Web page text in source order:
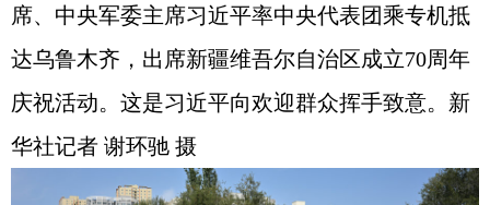
席、中央军委主席习近平率中央代表团乘专机抵
达乌鲁木齐，出席新疆维吾尔自治区成立70周年
庆祝活动。这是习近平向欢迎群众挥手致意。新
华社记者 谢环驰 摄